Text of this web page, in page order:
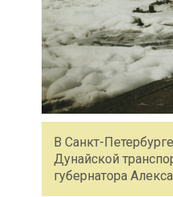
В Санкт-
Дунайской
губернатора